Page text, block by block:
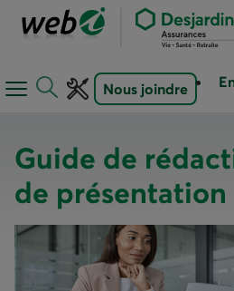
Ouvrir
de
navigation
Ouvrir
barre
d'outils
Nous joindre
Guide de
de présentation